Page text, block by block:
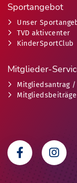
Sportangebot
Unser
TVD aktivcenter
KinderSportClub
Mitglieder-
Mitgliedsantrag /
Mitgliedsbeiträge